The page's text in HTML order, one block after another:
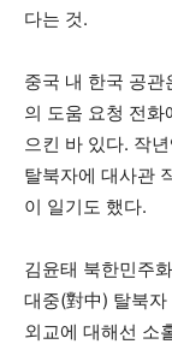
다는 것.
중국 내 한국 공
의 도움 요청 전화
으킨 바 있다. 작
탈북자에 대사관
이 일기도 했다.
김윤태 북한민주
대중(對中) 탈북
외교에 대해선 소